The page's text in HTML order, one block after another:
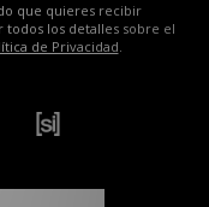
que quieres recibir
todos los detalles sobre el
de Privacidad.